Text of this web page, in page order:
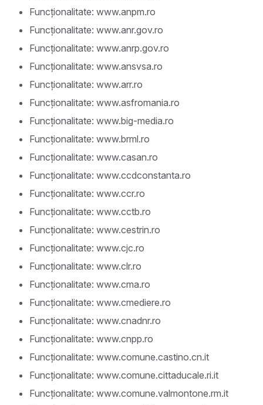
Funcționalitate: www.anpm.ro
Funcționalitate: www.anr.gov.ro
Funcționalitate: www.anrp.gov.ro
Funcționalitate: www.ansvsa.ro
Funcționalitate: www.arr.ro
Funcționalitate: www.asfromania.ro
Funcționalitate: www.big-media.ro
Funcționalitate: www.brml.ro
Funcționalitate: www.casan.ro
Funcționalitate: www.ccdconstanta.ro
Funcționalitate: www.ccr.ro
Funcționalitate: www.cctb.ro
Funcționalitate: www.cestrin.ro
Funcționalitate: www.cjc.ro
Funcționalitate: www.clr.ro
Funcționalitate: www.cma.ro
Funcționalitate: www.cmediere.ro
Funcționalitate: www.cnadnr.ro
Funcționalitate: www.cnpp.ro
Funcționalitate: www.comune.castino.cn.it
Funcționalitate: www.comune.cittaducale.ri.it
Funcționalitate: www.comune.valmontone.rm.it